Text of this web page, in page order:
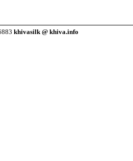
khivasilk @ khiva.info